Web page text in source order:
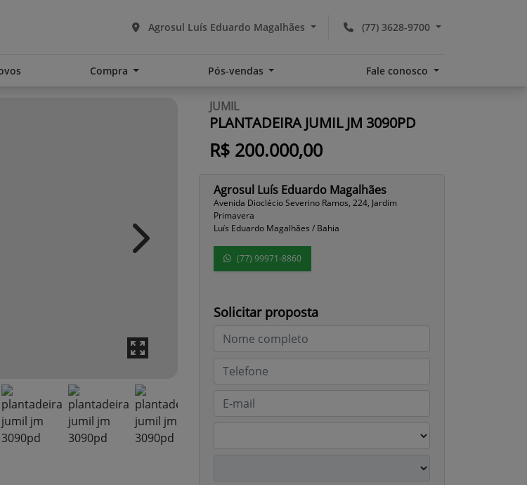
(77) 3628-9700
Agrosul Luís Eduardo Magalhães
Compra Pós-vendas Fale conosco
JUMIL
PLANTADEIRA JUMIL JM 3090PD
R$ 200.000,00
Agrosul Luís Eduardo Magalhães
Avenida Dioclécio Severino Ramos, 224, Jardim
Primavera
Luís Eduardo Magalhães / Bahia
(77) 99971-8860
Solicitar proposta
Next